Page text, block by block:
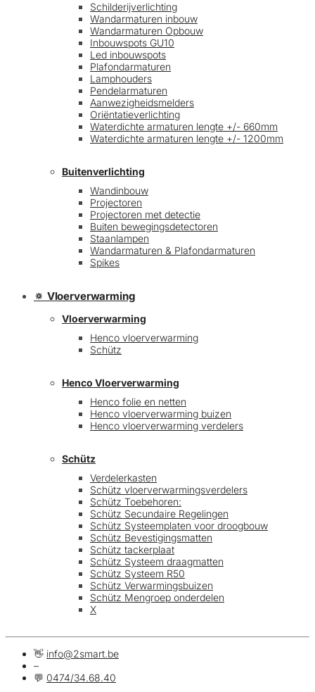
Schilderijverlichting
Wandarmaturen inbouw
Wandarmaturen Opbouw
Inbouwspots GU10
Led inbouwspots
Plafondarmaturen
Lamphouders
Pendelarmaturen
Aanwezigheidsmelders
Oriëntatieverlichting
Waterdichte armaturen lengte +/- 660mm
Waterdichte armaturen lengte +/- 1200mm
Buitenverlichting
Wandinbouw
Projectoren
Projectoren met detectie
Buiten bewegingsdetectoren
Staanlampen
Wandarmaturen & Plafondarmaturen
Spikes
🔅 Vloerverwarming
Vloerverwarming
Henco vloerverwarming
Schütz
Henco Vloerverwarming
Henco folie en netten
Henco vloerverwarming buizen
Henco vloerverwarming verdelers
Schütz
Verdelerkasten
Schütz vloerverwarmingsverdelers
Schütz Toebehoren:
Schütz Secundaire Regelingen
Schütz Systeemplaten voor droogbouw
Schütz Bevestigingsmatten
Schütz tackerplaat
Schütz Systeem draagmatten
Schütz Systeem R50
Schütz Verwarmingsbuizen
Schütz Mengroep onderdelen
X
👋 info@2smart.be
–
💬 0474/34.68.40